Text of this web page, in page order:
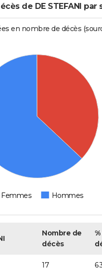
de DE STEFANI par
en nombre de décès
Femmes Hommes
Nombre de
décès
17